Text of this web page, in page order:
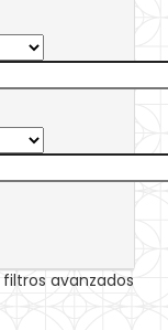
avanzados